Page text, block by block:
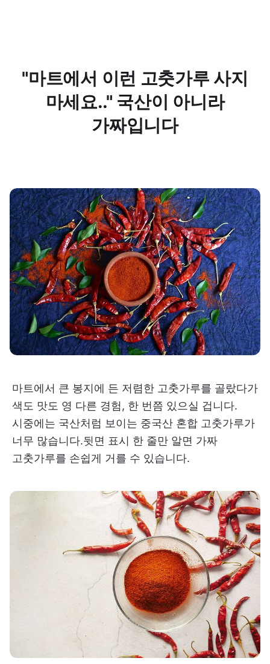
"마트에서 이런 고춧가루 사지
마세요.." 국산이 아니라
가짜입니다
마트에서 큰 봉지에 든 저렴한 고춧가루를 골랐다가
색도 맛도 영 다른 경험, 한 번쯤 있으실 겁니다.
시중에는 국산처럼 보이는 중국산 혼합 고춧가루가
너무 많습니다.뒷면 표시 한 줄만 알면 가짜
고춧가루를 손쉽게 거를 수 있습니다.